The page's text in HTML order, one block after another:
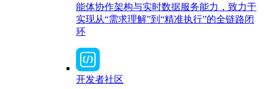
能体协作架构与实时数据服务能力，致力于
实现从“需求理解”到“精准执行”的全链路闭
环
开发者社区